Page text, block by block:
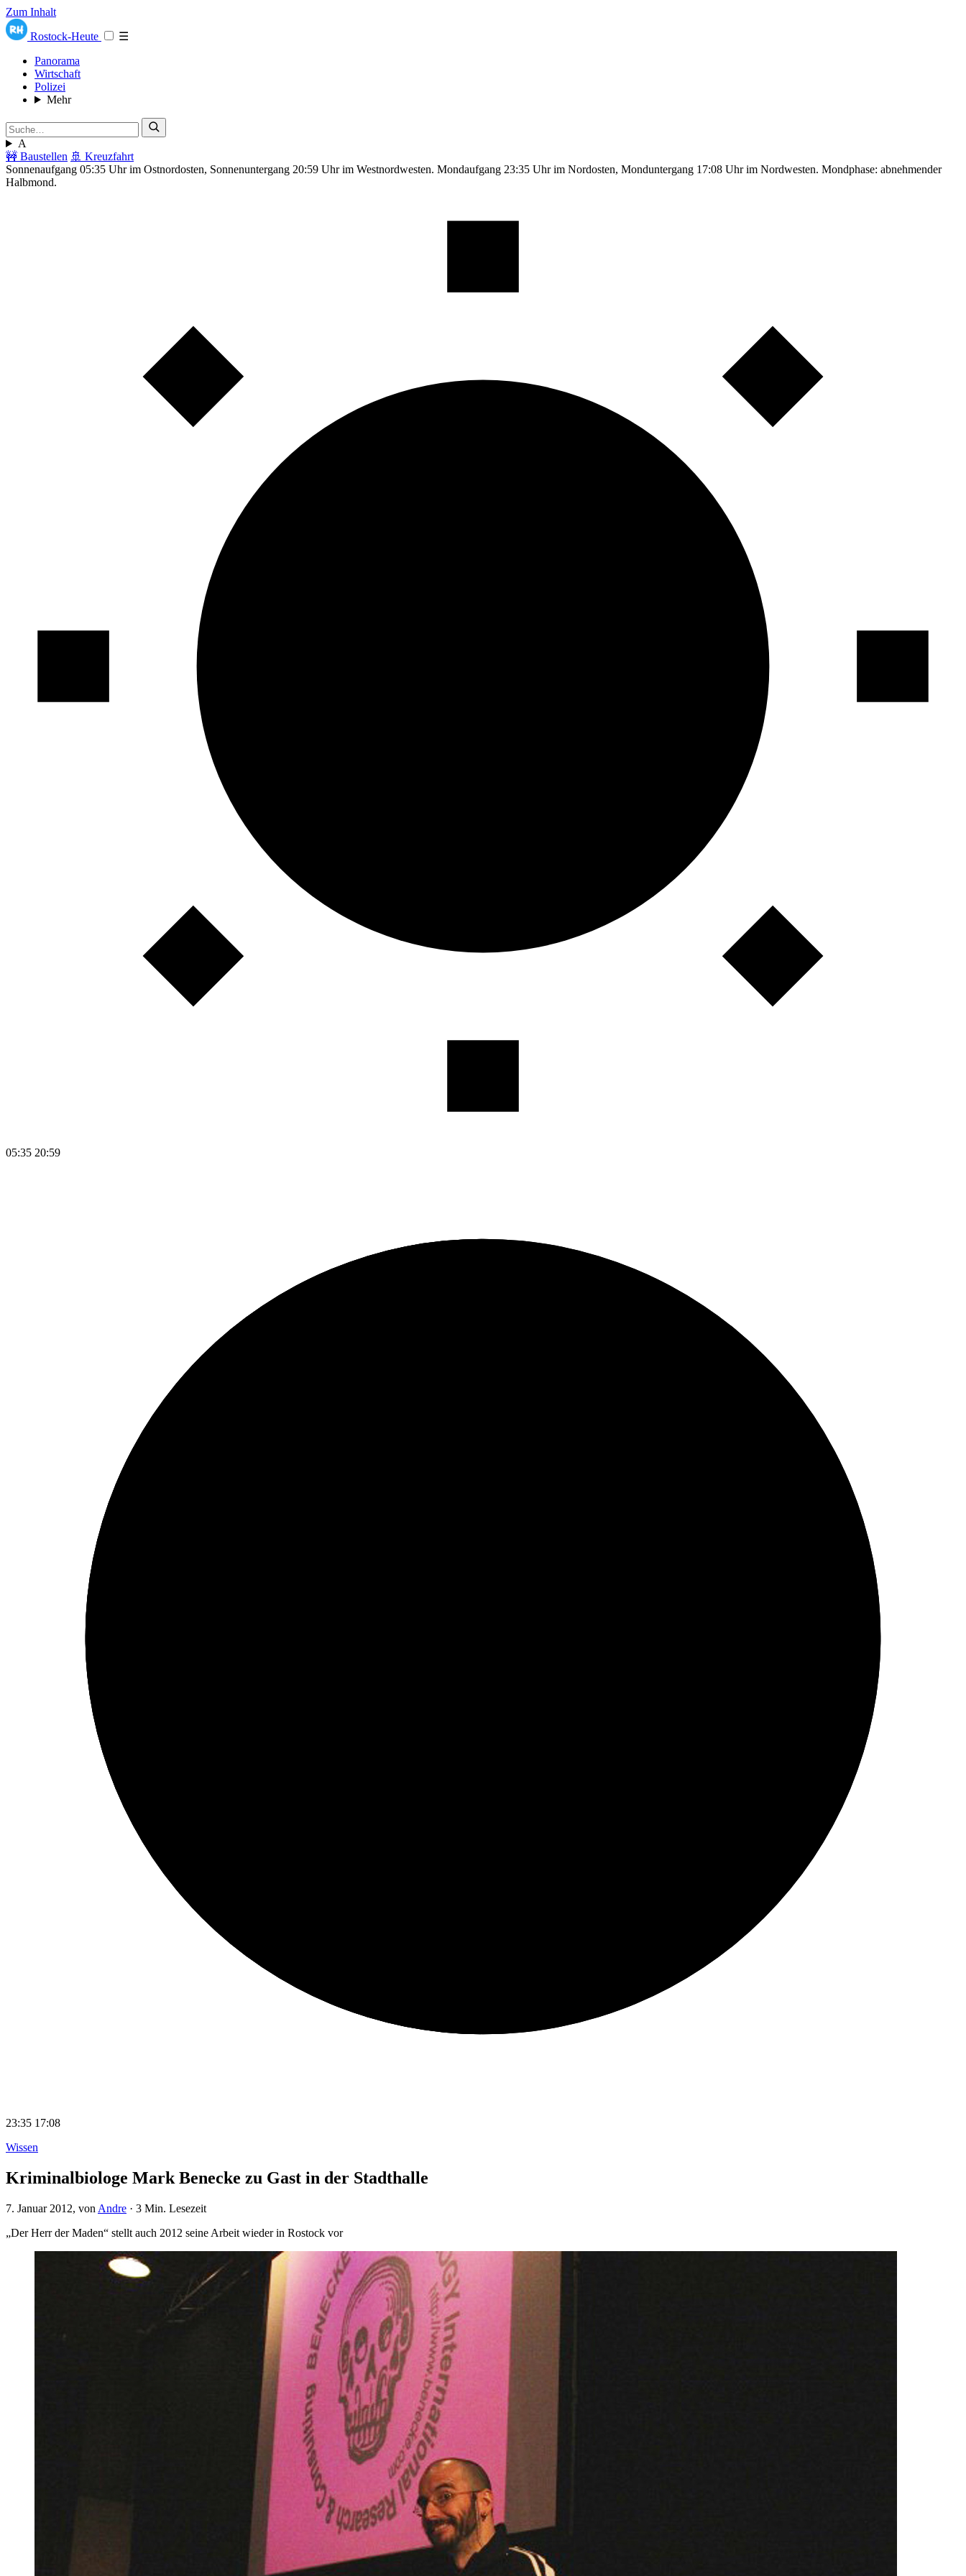
Zum Inhalt
Rostock-Heute
☰
Panorama
Wirtschaft
Polizei
Mehr
A
🚧 Baustellen 🚢 Kreuzfahrt
Sonnenaufgang 05:35 Uhr im Ostnordosten, Sonnenuntergang 20:59 Uhr im Westnordwesten. Mondaufgang 23:35 Uhr im Nordosten, Monduntergang 17:08 Uhr im Nordwesten. Mondphase: abnehmender
Halbmond.
05:35 20:59
23:35 17:08
Wissen
Kriminalbiologe Mark Benecke zu Gast in der Stadthalle
7. Januar 2012, von Andre · 3 Min. Lesezeit
„Der Herr der Maden“ stellt auch 2012 seine Arbeit wieder in Rostock vor